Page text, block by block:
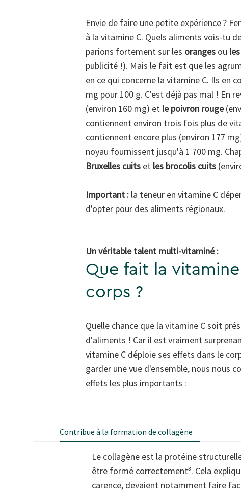
Envie de faire une petite expérience ?
à la vitamine C. Quels aliments vois-tu
parions fortement sur les oranges ou
publicité !). Mais le fait est que les
en ce qui concerne la vitamine C. Ils en
mg pour 100 g. C'est déjà pas mal ! En
(environ 160 mg) etle poivron rouge
contiennent environ trois fois plus de
contiennent encore plus (environ 177
noyau fournissent jusqu'à 1 700 mg.
Bruxelles cuits et les brocolis cuits
Important : la teneur en vitamine C
d'opter pour des aliments régionaux.
Un véritable talent multi-vitaminé :
Que fait la
corps ?
Quelle chance que la vitamine C soit
d'aliments ! Car il est vraiment
vitamine C déploie ses effets dans le
garder une vue d'ensemble, nous nous
effets les plus importants :
Contribue à la formation de collagène
Le collagène est la protéine
être formé correctement³. Cela
carence, devaient notamment faire